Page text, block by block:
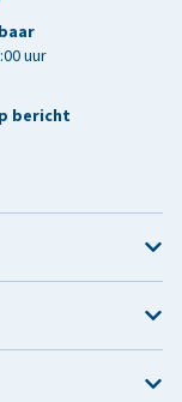
uur
bericht